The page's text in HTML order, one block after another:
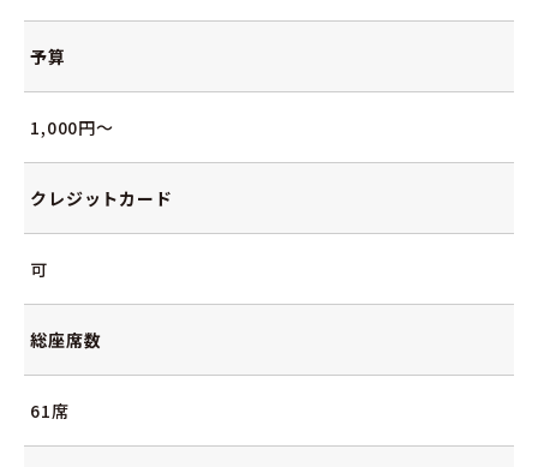
予算
1,000円～
クレジットカード
可
総座席数
61席